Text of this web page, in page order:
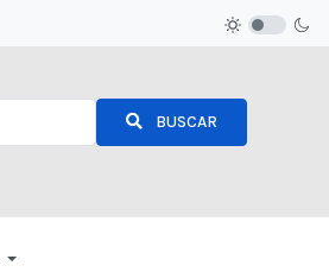
BUSCAR